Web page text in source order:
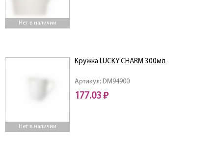
Нет в наличии
Нет в наличии
Артикул: DM94900
Кружка LUCKY CHARM 300мл
177.03 ₽